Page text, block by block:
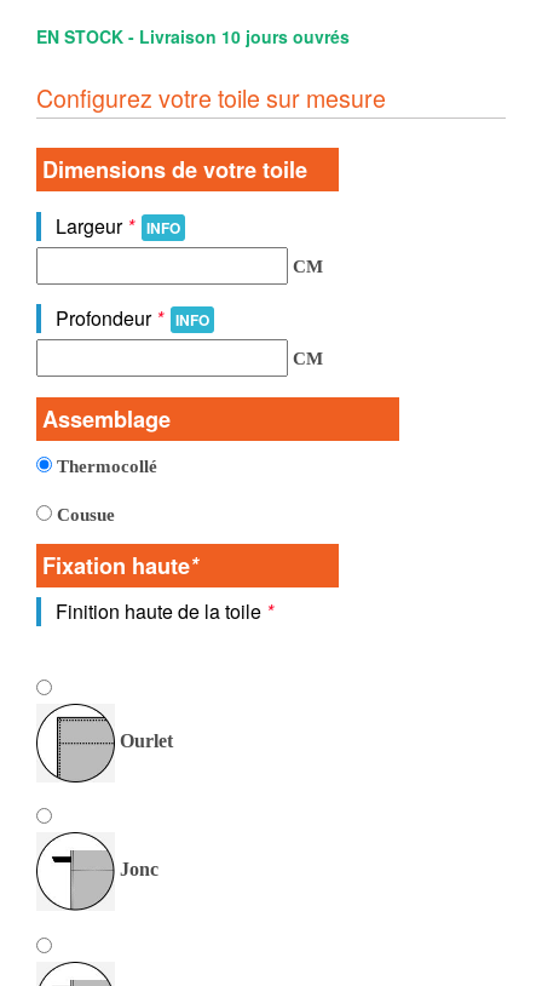
EN STOCK - Livraison 10 jours ouvrés
Configurez votre toile sur mesure
Dimensions de votre toile
Largeur * INFO
CM
Profondeur * INFO
CM
Assemblage
Thermocollé
Cousue
Fixation haute*
Finition haute de la toile *
Ourlet
Jonc